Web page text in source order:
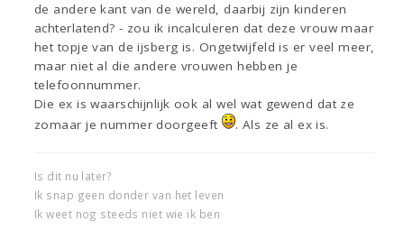
de andere kant van de wereld, daarbij zijn kinderen
achterlatend? - zou ik incalculeren dat deze vrouw maar
het topje van de ijsberg is. Ongetwijfeld is er veel meer,
maar niet al die andere vrouwen hebben je
telefoonnummer.
Die ex is waarschijnlijk ook al wel wat gewend dat ze
zomaar je nummer doorgeeft
. Als ze al ex is.
Is dit nu later?
Ik snap geen donder van het leven
Ik weet nog steeds niet wie ik ben